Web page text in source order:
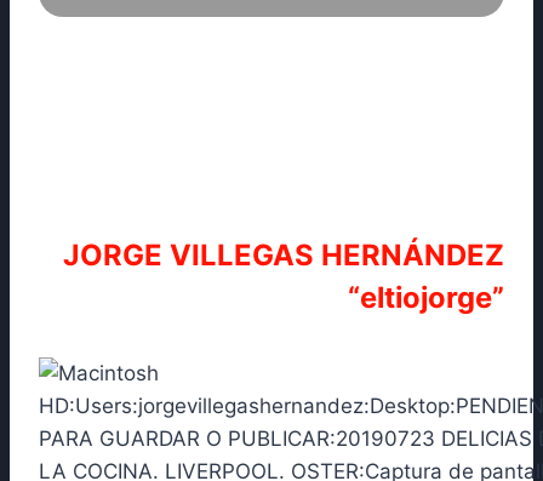
JORGE VILLEGAS HERNÁNDEZ
“eltiojorge”